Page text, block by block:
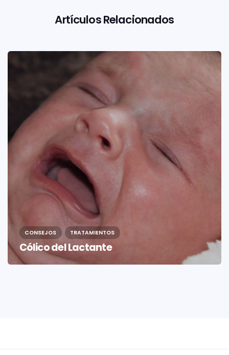
Artículos Relacionados
CONSEJOS TRATAMIENTOS
Cólico del Lactante